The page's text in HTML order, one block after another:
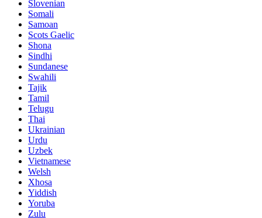
Slovenian
Somali
Samoan
Scots Gaelic
Shona
Sindhi
Sundanese
Swahili
Tajik
Tamil
Telugu
Thai
Ukrainian
Urdu
Uzbek
Vietnamese
Welsh
Xhosa
Yiddish
Yoruba
Zulu